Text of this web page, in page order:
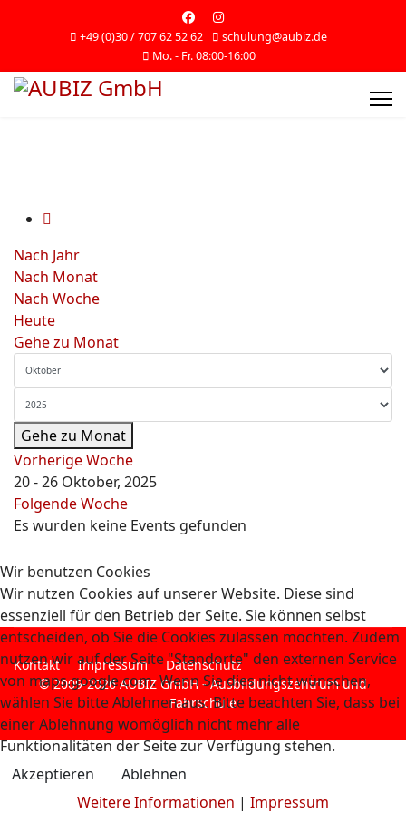
+49 (0)30 / 707 62 52 62
schulung@aubiz.de
Mo. - Fr. 08:00-16:00
Nach Jahr
Nach Monat
Nach Woche
Heute
Gehe zu Monat
Gehe zu Monat
Vorherige Woche
20 - 26 Oktober, 2025
Folgende Woche
Es wurden keine Events gefunden
Kontakt Impressum
Datenschutz
© 2009-2026 AUBIZ GmbH - Ausbildungszentrum und
Fahrschule
Wir benutzen Cookies
Wir nutzen Cookies auf unserer Website. Diese sind
essenziell für den Betrieb der Seite. Sie können selbst
entscheiden, ob Sie die Cookies zulassen möchten. Zudem
nutzen wir auf der Seite "Standorte" den externen Service
von maps.google.com. Wenn Sie dies nicht wünschen,
wählen Sie bitte Ablehnen aus. Bitte beachten Sie, dass bei
einer Ablehnung womöglich nicht mehr alle
Funktionalitäten der Seite zur Verfügung stehen.
Akzeptieren
Ablehnen
Weitere Informationen | Impressum